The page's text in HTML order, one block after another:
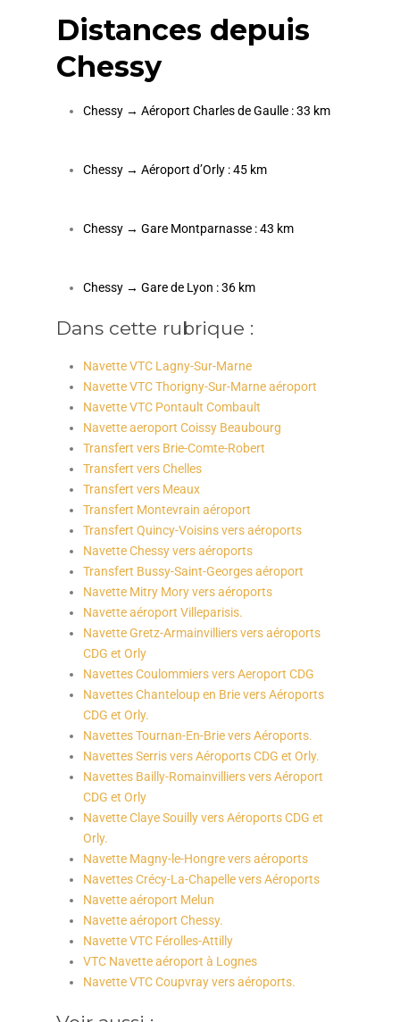
Distances depuis
Chessy
Chessy → Aéroport Charles de Gaulle : 33 km
Chessy → Aéroport d’Orly : 45 km
Chessy → Gare Montparnasse : 43 km
Chessy → Gare de Lyon : 36 km
Dans cette rubrique :
Navette VTC Lagny-Sur-Marne
Navette VTC Thorigny-Sur-Marne aéroport
Navette VTC Pontault Combault
Navette aeroport Coissy Beaubourg
Transfert vers Brie-Comte-Robert
Transfert vers Chelles
Transfert vers Meaux
Transfert Montevrain aéroport
Transfert Quincy-Voisins vers aéroports
Navette Chessy vers aéroports
Transfert Bussy-Saint-Georges aéroport
Navette Mitry Mory vers aéroports
Navette aéroport Villeparisis.
Navette Gretz-Armainvilliers vers aéroports
CDG et Orly
Navettes Coulommiers vers Aeroport CDG
Navettes Chanteloup en Brie vers Aéroports
CDG et Orly.
Navettes Tournan-En-Brie vers Aéroports.
Navettes Serris vers Aéroports CDG et Orly.
Navettes Bailly-Romainvilliers vers Aéroport
CDG et Orly
Navette Claye Souilly vers Aéroports CDG et
Orly.
Navette Magny-le-Hongre vers aéroports
Navettes Crécy-La-Chapelle vers Aéroports
Navette aéroport Melun
Navette aéroport Chessy.
Navette VTC Férolles-Attilly
VTC Navette aéroport à Lognes
Navette VTC Coupvray vers aéroports.